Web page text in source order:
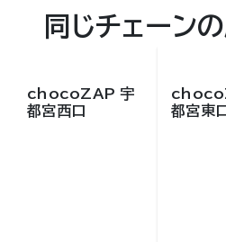
同じチェーン
chocoZAP 宇
都宮西口
都宮東口